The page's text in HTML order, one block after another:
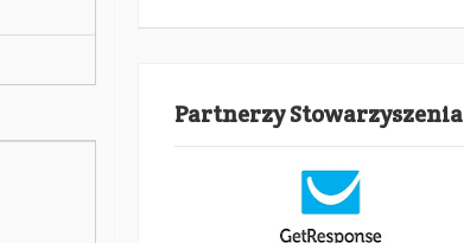
Partnerzy Stowarzyszenia